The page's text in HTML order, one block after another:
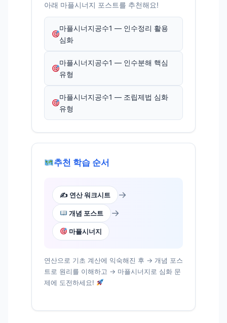
아래 마플시너지 포스트를 추천해요!
마플시너지공수1 — 인수정리 활용
심화
마플시너지공수1 — 인수분해 핵심
유형
마플시너지공수1 — 조립제법 심화
유형
추천 학습 순서
✍️ 연산 워크시트 →
개념 포스트 →
마플시너지
연산으로 기초 계산에 익숙해진 후 → 개념 포스
트로 원리를 이해하고 → 마플시너지로 심화 문
제에 도전하세요!